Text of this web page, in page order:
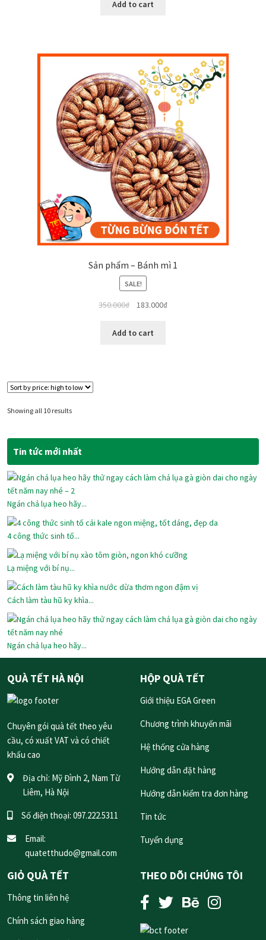
Add to cart
Sản phẩm – Bánh mì 1
SALE!
350.000₫ 183.000₫
Add to cart
Showing all 10 results
Tin tức mới nhất
Ngán chả lụa heo hãy...
4 công thức sinh tố...
Lạ miệng với bí nụ...
Cách làm tàu hũ ky khìa...
Ngán chả lụa heo hãy...
QUÀ TẾT HÀ NỘI
Chuyên gói quà tết theo yêu
cầu, có xuất VAT và có chiết
khấu cao
Địa chỉ: Mỹ Đình 2, Nam Từ
Liêm, Hà Nội
Số điện thoại: 097.222.5311
Email:
quatetthudo@gmail.com
HỘP QUÀ TẾT
Giới thiệu EGA Green
Chương trình khuyến mãi
Hệ thống cửa hàng
Hướng dẫn đặt hàng
Hướng dẫn kiểm tra đơn hàng
Tin tức
Tuyển dụng
GIỎ QUÀ TẾT
Thông tin liên hệ
Chính sách giao hàng
THEO DÕI CHÚNG TÔI